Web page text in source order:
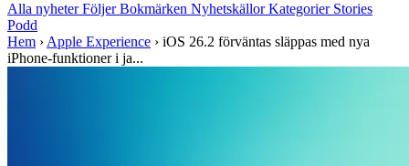
Alla nyheterFöljerBokmärken NyhetskällorKategorier Stories
Podd
Hem › Apple Experience › iOS 26.2 förväntas släppas med nya
iPhone-funktioner i ja...